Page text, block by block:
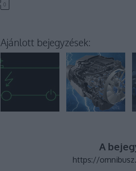
0
Ajánlott bejegyzések:
A
https://